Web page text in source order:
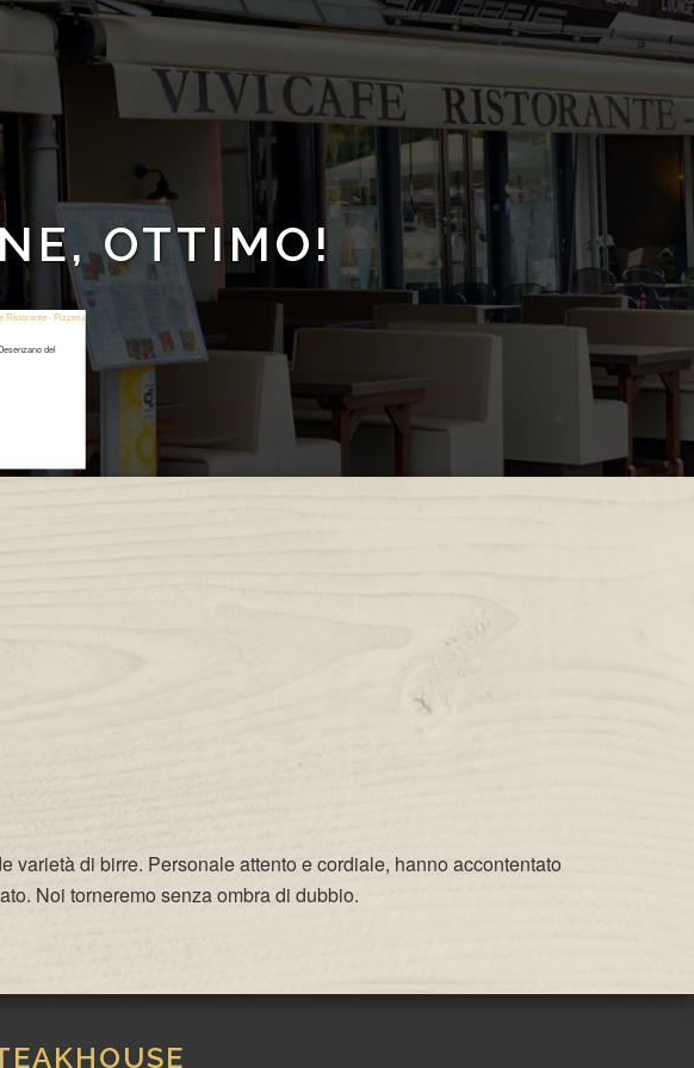
OTTIMO!
Ristorante - Pizzeria
del
di birre. Personale attento e cordiale, hanno accontentato
Noi torneremo senza ombra di dubbio.